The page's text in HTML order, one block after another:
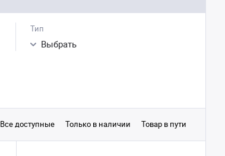
Тип
Выбрать
Все доступные Только в наличии Товар в пути